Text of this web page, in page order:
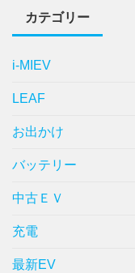
カテゴリー
i-MIEV
LEAF
お出かけ
バッテリー
中古ＥＶ
充電
最新EV